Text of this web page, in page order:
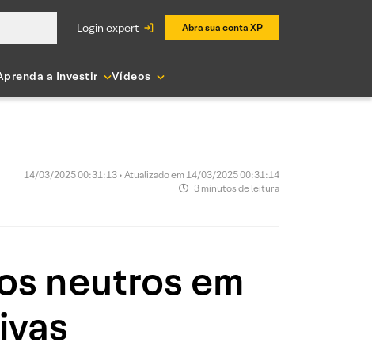
login expert Abra sua conta XP
a Investir Vídeos
14/03/2025 00:31:13 • Atualizado em 14/03/2025 00:31:14
3 minutos de leitura
neutros em